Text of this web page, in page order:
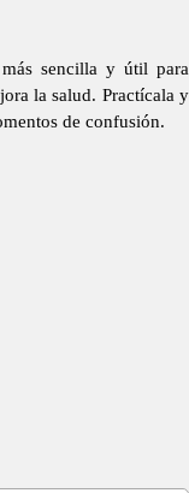
sencilla y útil para
la salud. Practícala y
de confusión.